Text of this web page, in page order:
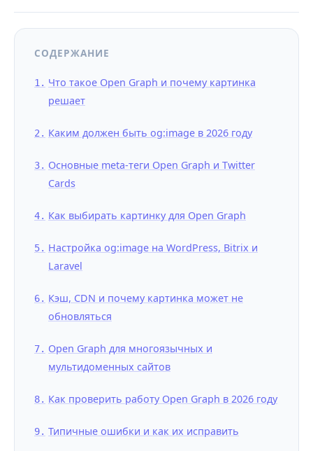
СОДЕРЖАНИЕ
Что такое Open Graph и почему картинка
решает
Каким должен быть og:image в 2026 году
Основные meta-теги Open Graph и Twitter
Cards
Как выбирать картинку для Open Graph
Настройка og:image на WordPress, Bitrix и
Laravel
Кэш, CDN и почему картинка может не
обновляться
Open Graph для многоязычных и
мультидоменных сайтов
Как проверить работу Open Graph в 2026 году
Типичные ошибки и как их исправить